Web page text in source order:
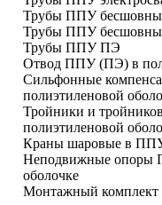
Трубы ППУ
Трубы ППУ
Трубы ППУ ПЭ
Отвод ППУ (ПЭ) в
Сильфонные
полиэтиленовой
Тройники и
полиэтиленовой
Краны шаровые в
Неподвижные опоры
оболочке
Монтажный комплект